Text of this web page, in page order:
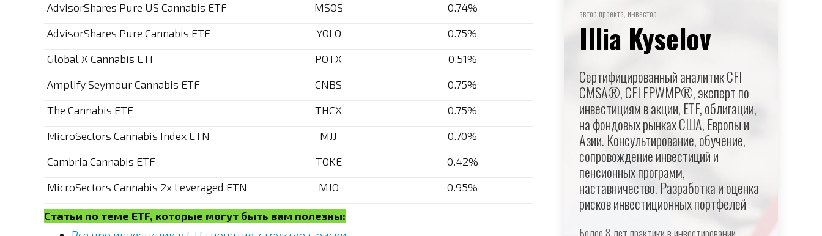
AdvisorShares Pure US Cannabis ETF
MSOS
0.74%
AdvisorShares Pure Cannabis ETF
YOLO
0.75%
Global X Cannabis ETF
POTX
0.51%
Amplify Seymour Cannabis ETF
CNBS
0.75%
The Cannabis ETF
THCX
0.75%
MicroSectors Cannabis Index ETN
MJJ
0.70%
Cambria Cannabis ETF
TOKE
0.42%
MicroSectors Cannabis 2x Leveraged ETN
MJO 0.95%
Статьи по теме ETF, которые могут быть вам полезны:
автор проекта, инвестор
Illia Kyselov
Сертифицированный аналитик CFI
CMSA®, CFI FPWMP®, эксперт по
инвестициям в акции, ETF, облигации,
на фондовых рынках США, Европы и
Азии. Консультирование, обучение,
сопровождение инвестиций и
пенсионных программ,
наставничество. Разработка и оценка
рисков инвестиционных портфелей
Более 8 лет практики в инвестировании.